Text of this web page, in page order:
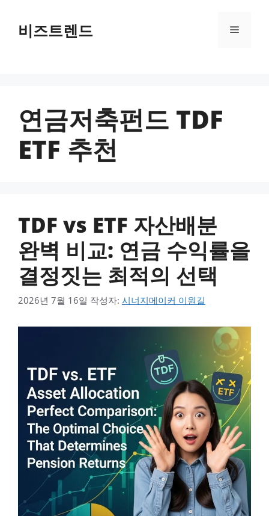
건너뛰기비즈트렌드 메뉴
연금저축펀드 TDF
ETF 추천
TDF vs ETF 자산배분
완벽 비교: 연금 수익률을
결정짓는 최적의 선택
2026년 7월 16일 작성자: 시너지메이커 이원길